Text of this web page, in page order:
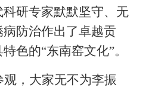
研专家默默坚守、无
防治作出了卓越贡
色的“东南窑文化”。
，大家无不为李振